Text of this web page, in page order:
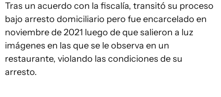
Tras un acuerdo con la fiscalía, transitó su proceso
bajo arresto domiciliario pero fue encarcelado en
noviembre de 2021 luego de que salieron a luz
imágenes en las que se le observa en un
restaurante, violando las condiciones de su
arresto.